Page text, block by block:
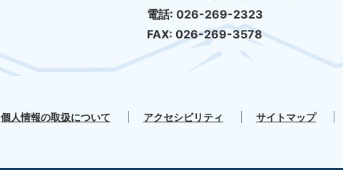
電話: 026-269-2323
FAX: 026-269-3578
個人情報の取扱について アクセシビリティ サイトマップ